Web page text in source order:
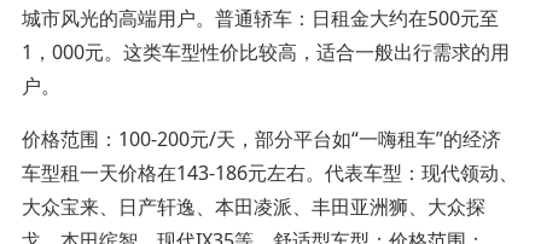
城市风光的高端用户。普通轿车：日租金大约在500元至
1，000元。这类车型性价比较高，适合一般出行需求的用
户。
价格范围：100-200元/天，部分平台如“一嗨租车”的经济
车型租一天价格在143-186元左右。代表车型：现代领动、
大众宝来、日产轩逸、本田凌派、丰田亚洲狮、大众探